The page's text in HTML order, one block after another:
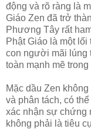
động và rõ ràng là
Giáo Zen đã trở
Phương Tây rất
Phật Giáo là một
con người mãi lúng
toàn mạnh mẽ
Mặc dầu Zen
và phân tách, có
xác nhận sự chứng
không phải là tiêu